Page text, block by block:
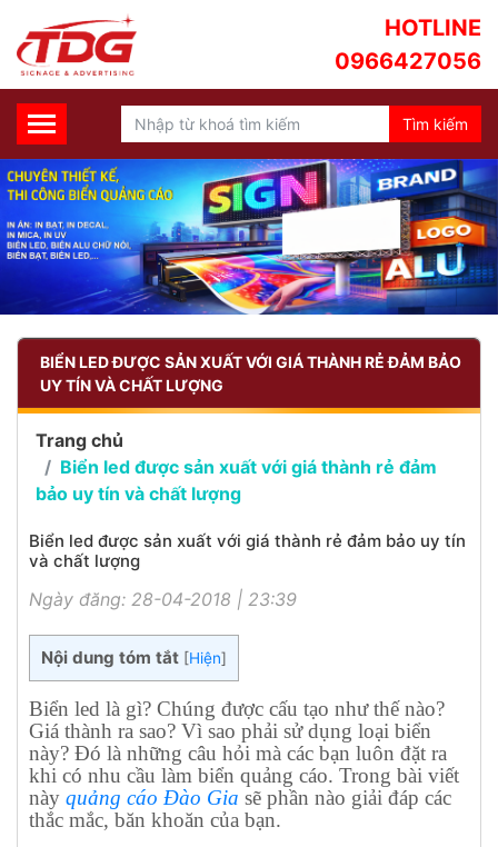
HOTLINE
0966427056
BIỂN LED ĐƯỢC SẢN XUẤT VỚI GIÁ THÀNH RẺ ĐẢM BẢO
UY TÍN VÀ CHẤT LƯỢNG
Trang chủ
Biển led được sản xuất với giá thành rẻ đảm
bảo uy tín và chất lượng
Biển led được sản xuất với giá thành rẻ đảm bảo uy tín
và chất lượng
Ngày đăng: 28-04-2018 | 23:39
Nội dung tóm tắt [Hiện]
Biển led là gì? Chúng được cấu tạo như thế nào?
Giá thành ra sao? Vì sao phải sử dụng loại biển
này? Đó là những câu hỏi mà các bạn luôn đặt ra
khi có nhu cầu làm biển quảng cáo. Trong bài viết
này quảng cáo Đào Gia sẽ phần nào giải đáp các
thắc mắc, băn khoăn của bạn.